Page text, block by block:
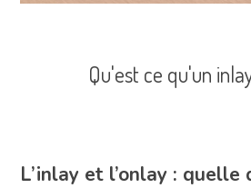
Qu'est ce qu'un
L’inlay et l’onlay : quelle